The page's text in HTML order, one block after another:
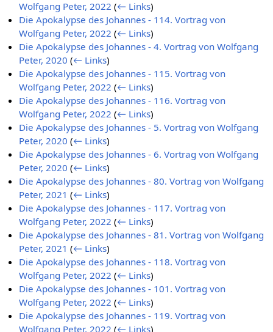
Wolfgang Peter, 2022 (← Links)
Die Apokalypse des Johannes - 114. Vortrag von
Wolfgang Peter, 2022 (← Links)
Die Apokalypse des Johannes - 4. Vortrag von Wolfgang
Peter, 2020 (← Links)
Die Apokalypse des Johannes - 115. Vortrag von
Wolfgang Peter, 2022 (← Links)
Die Apokalypse des Johannes - 116. Vortrag von
Wolfgang Peter, 2022 (← Links)
Die Apokalypse des Johannes - 5. Vortrag von Wolfgang
Peter, 2020 (← Links)
Die Apokalypse des Johannes - 6. Vortrag von Wolfgang
Peter, 2020 (← Links)
Die Apokalypse des Johannes - 80. Vortrag von Wolfgang
Peter, 2021 (← Links)
Die Apokalypse des Johannes - 117. Vortrag von
Wolfgang Peter, 2022 (← Links)
Die Apokalypse des Johannes - 81. Vortrag von Wolfgang
Peter, 2021 (← Links)
Die Apokalypse des Johannes - 118. Vortrag von
Wolfgang Peter, 2022 (← Links)
Die Apokalypse des Johannes - 101. Vortrag von
Wolfgang Peter, 2022 (← Links)
Die Apokalypse des Johannes - 119. Vortrag von
Wolfgang Peter, 2022 (← Links)